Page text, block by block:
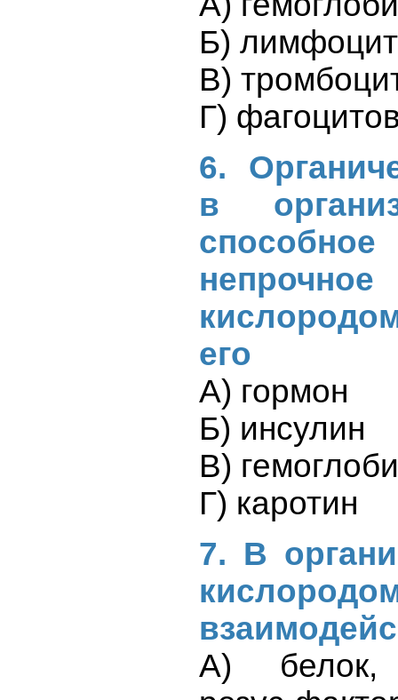
Б)
В)
Г)
6.
в
его
А) гормон
Б) инсулин
В)
Г) каротин
7. В
А) белок,